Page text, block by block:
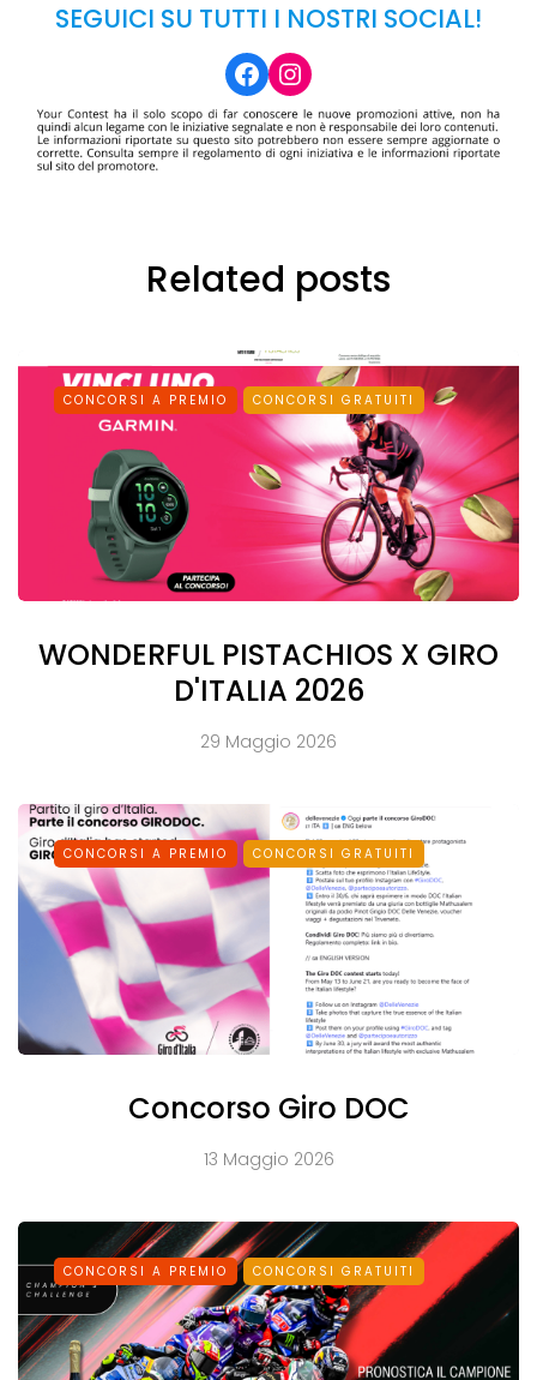
SEGUICI SU TUTTI I NOSTRI SOCIAL!
Facebook
Instagram
Related posts
CONCORSI A PREMIO CONCORSI GRATUITI
WONDERFUL PISTACHIOS X GIRO
D'ITALIA 2026
29 Maggio 2026
CONCORSI A PREMIO CONCORSI GRATUITI
Concorso Giro DOC
13 Maggio 2026
CONCORSI A PREMIO CONCORSI GRATUITI